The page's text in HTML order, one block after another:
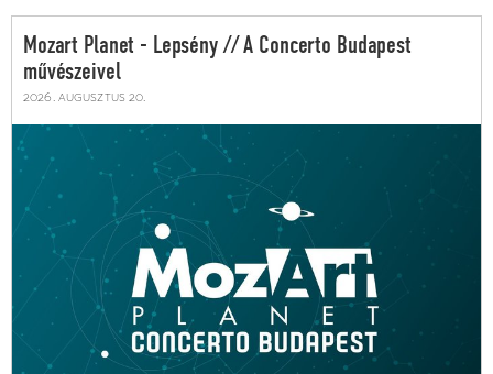
Mozart Planet - Lepsény // A Concerto Budapest
művészeivel
2026. augusztus 20.